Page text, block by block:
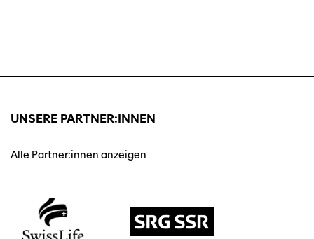
UNSERE PARTNER:INNEN
Alle Partner:innen anzeigen